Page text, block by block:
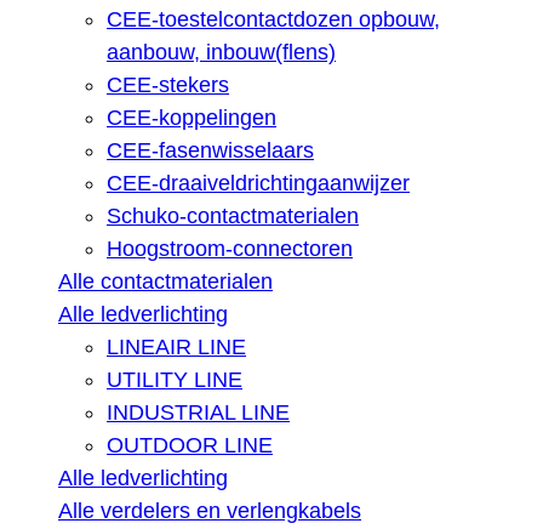
CEE-toestelcontactdozen opbouw,
aanbouw, inbouw(flens)
CEE-stekers
CEE-koppelingen
CEE-fasenwisselaars
CEE-draaiveldrichtingaanwijzer
Schuko-contactmaterialen
Hoogstroom-connectoren
Alle contactmaterialen
Alle ledverlichting
LINEAIR LINE
UTILITY LINE
INDUSTRIAL LINE
OUTDOOR LINE
Alle ledverlichting
Alle verdelers en verlengkabels